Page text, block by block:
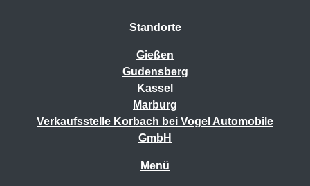
Standorte
Gießen
Gudensberg
Kassel
Marburg
Verkaufsstelle Korbach bei Vogel Automobile
GmbH
Menü